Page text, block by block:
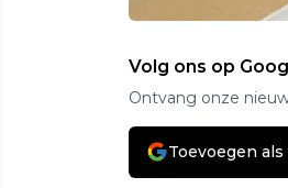
Volg ons op
Ontvang onze
Toevoegen